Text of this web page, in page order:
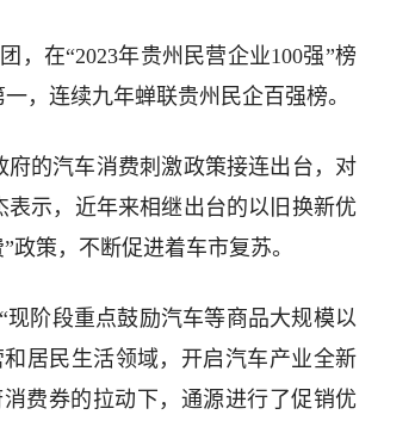
，在“2023年贵州民营企业100强”榜
，连续九年蝉联贵州民企百强榜。
的汽车消费刺激政策接连出台，对
示，近年来相继出台的以旧换新优
策，不断促进着车市复苏。
阶段重点鼓励汽车等商品大规模以
居民生活领域，开启汽车产业全新
费券的拉动下，通源进行了促销优